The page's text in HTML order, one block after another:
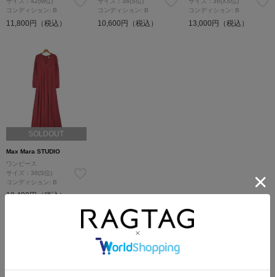
コンディション: B
11,800円（税込）
コンディション: B
10,600円（税込）
コンディション: B
13,000円（税込）
SOLDOUT
Max Mara STUDIO
ワンピース
サイズ：38(S位)
コンディション: B
18,400円（税込）
Max Mara STUDIOの他のカテゴリから探す
Tシャツ・カットソー シャツ ニット
パンツ